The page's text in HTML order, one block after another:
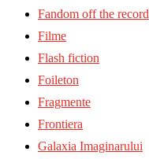
Fandom off the record
Filme
Flash fiction
Foileton
Fragmente
Frontiera
Galaxia Imaginarului